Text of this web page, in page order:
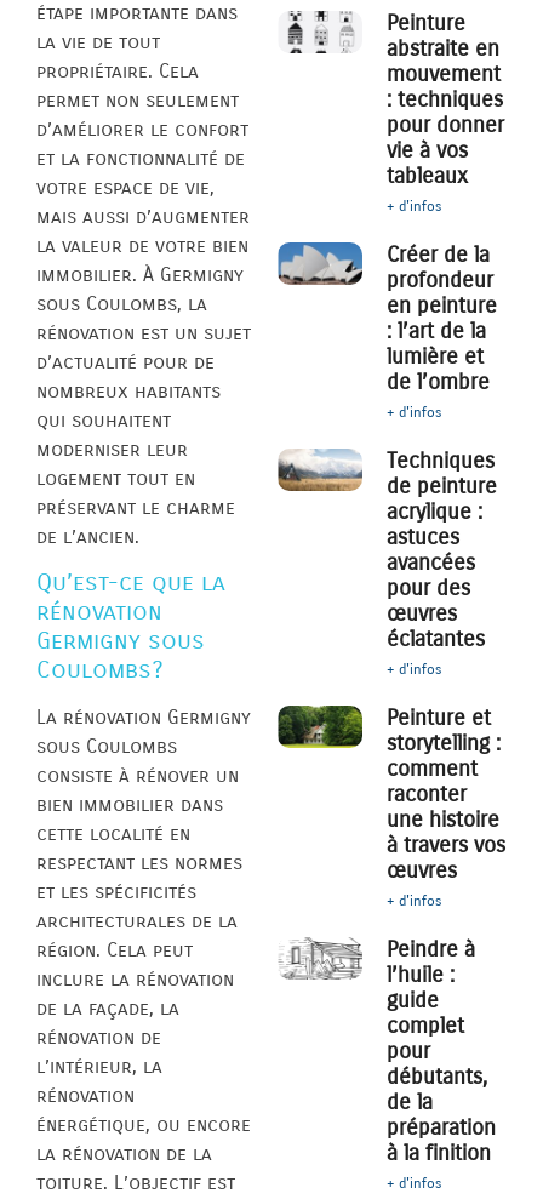
étape importante dans
la vie de tout
propriétaire. Cela
permet non seulement
d’améliorer le confort
et la fonctionnalité de
votre espace de vie,
mais aussi d’augmenter
la valeur de votre bien
immobilier. À Germigny
sous Coulombs, la
rénovation est un sujet
d’actualité pour de
nombreux habitants
qui souhaitent
moderniser leur
logement tout en
préservant le charme
de l’ancien.
Qu’est-ce que la
rénovation
Germigny sous
Coulombs?
La rénovation Germigny
sous Coulombs
consiste à rénover un
bien immobilier dans
cette localité en
respectant les normes
et les spécificités
architecturales de la
région. Cela peut
inclure la rénovation
de la façade, la
rénovation de
l’intérieur, la
rénovation
énergétique, ou encore
la rénovation de la
toiture. L’objectif est
Peinture
abstraite en
mouvement
: techniques
pour donner
vie à vos
tableaux
+ d'infos
Créer de la
profondeur
en peinture
: l’art de la
lumière et
de l’ombre
+ d'infos
Techniques
de peinture
acrylique :
astuces
avancées
pour des
œuvres
éclatantes
+ d'infos
Peinture et
storytelling :
comment
raconter
une histoire
à travers vos
œuvres
+ d'infos
Peindre à
l’huile :
guide
complet
pour
débutants,
de la
préparation
à la finition
+ d'infos